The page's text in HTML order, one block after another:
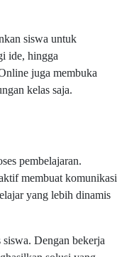
siswa untuk
ide, hingga
juga membuka
kelas saja.
pembelajaran.
membuat komunikasi
yang lebih dinamis
Dengan bekerja